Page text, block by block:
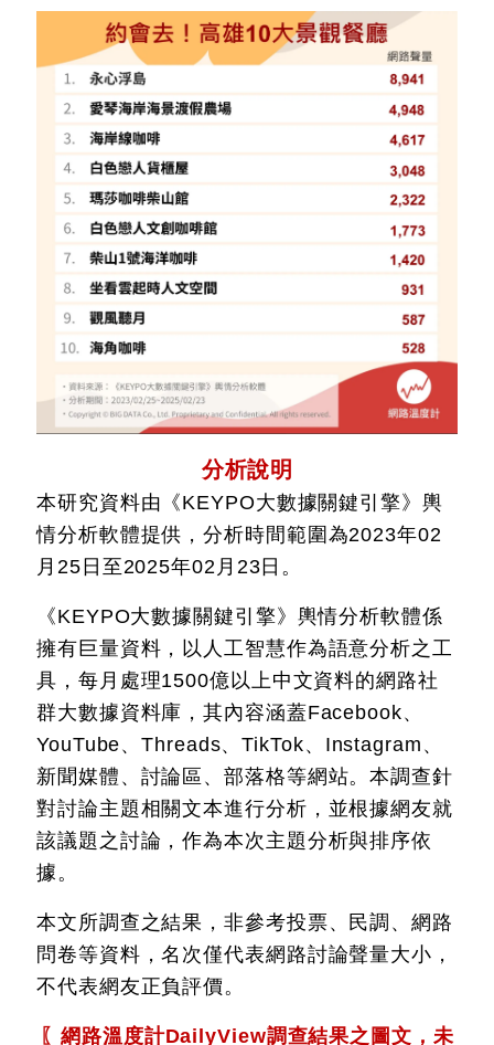
分析說明
本研究資料由《KEYPO大數據關鍵引擎》輿
情分析軟體提供，分析時間範圍為2023年02
月25日至2025年02月23日。
《KEYPO大數據關鍵引擎》輿情分析軟體係
擁有巨量資料，以人工智慧作為語意分析之工
具，每月處理1500億以上中文資料的網路社
群大數據資料庫，其內容涵蓋Facebook、
YouTube、Threads、TikTok、Instagram、
新聞媒體、討論區、部落格等網站。本調查針
對討論主題相關文本進行分析，並根據網友就
該議題之討論，作為本次主題分析與排序依
據。
本文所調查之結果，非參考投票、民調、網路
問卷等資料，名次僅代表網路討論聲量大小，
不代表網友正負評價。
〖網路溫度計DailyView調查結果之圖文，未